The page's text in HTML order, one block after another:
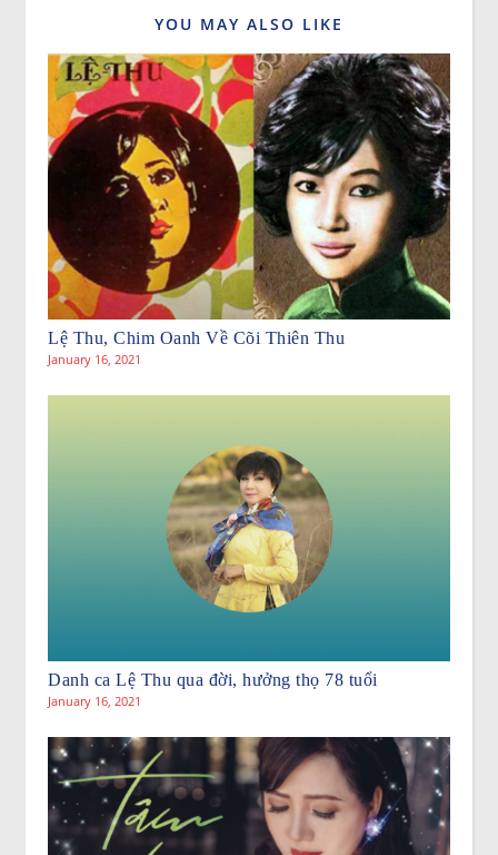
YOU MAY ALSO LIKE
Lệ Thu, Chim Oanh Về Cõi Thiên Thu
January 16, 2021
Danh ca Lệ Thu qua đời, hưởng thọ 78 tuổi
January 16, 2021